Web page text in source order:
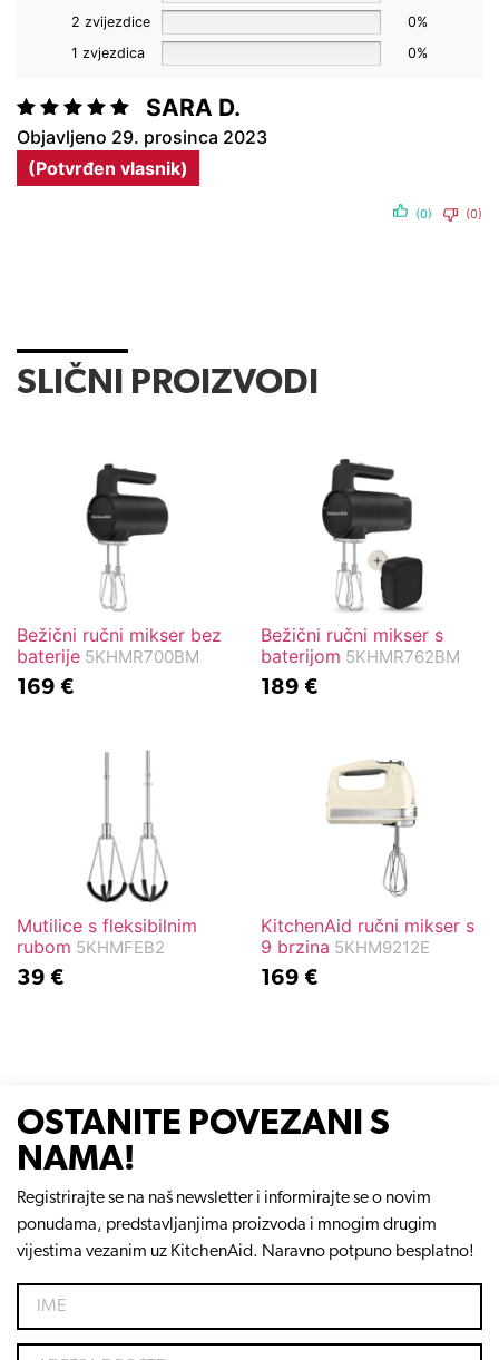
2 zvijezdice
0%
1 zvjezdica
0%
Ocjenjeno
5od 5
SARA D.
(Potvrđen vlasnik)
29. prosinca 2023
(0) (0)
SLIČNI PROIZVODI
Bežični ručni mikser bez
baterije 5KHMR700BM
169 €
Bežični ručni mikser s
baterijom 5KHMR762BM
189 €
Mutilice s fleksibilnim
rubom 5KHMFEB2
39 €
KitchenAid ručni mikser s
9 brzina 5KHM9212E
169 €
OSTANITE POVEZANI S
NAMA!
Registrirajte se na naš newsletter i informirajte se o novim
ponudama, predstavljanjima proizvoda i mnogim drugim
vijestima vezanim uz KitchenAid. Naravno potpuno besplatno!